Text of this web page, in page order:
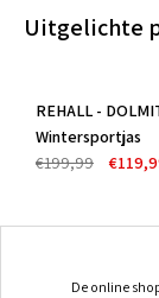
Uitgelichte
-40%
REHALL -
Wintersportjas
€199,99
De online